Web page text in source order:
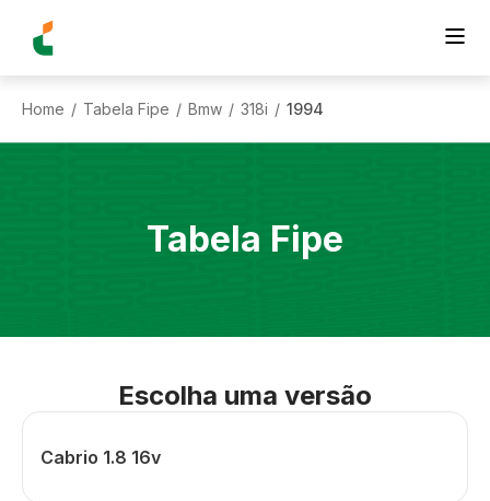
Home / Tabela Fipe / Bmw / 318i / 1994
Tabela Fipe
Escolha uma versão
Cabrio 1.8 16v